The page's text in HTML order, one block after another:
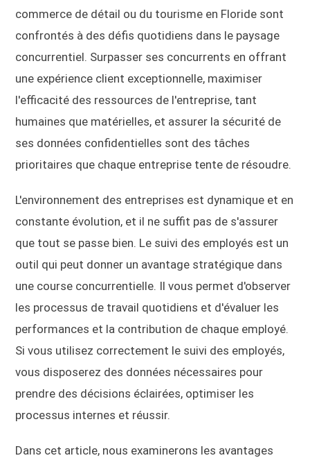
commerce de détail ou du tourisme en Floride sont
confrontés à des défis quotidiens dans le paysage
concurrentiel. Surpasser ses concurrents en offrant
une expérience client exceptionnelle, maximiser
l'efficacité des ressources de l'entreprise, tant
humaines que matérielles, et assurer la sécurité de
ses données confidentielles sont des tâches
prioritaires que chaque entreprise tente de résoudre.
L'environnement des entreprises est dynamique et en
constante évolution, et il ne suffit pas de s'assurer
que tout se passe bien. Le suivi des employés est un
outil qui peut donner un avantage stratégique dans
une course concurrentielle. Il vous permet d'observer
les processus de travail quotidiens et d'évaluer les
performances et la contribution de chaque employé.
Si vous utilisez correctement le suivi des employés,
vous disposerez des données nécessaires pour
prendre des décisions éclairées, optimiser les
processus internes et réussir.
Dans cet article, nous examinerons les avantages